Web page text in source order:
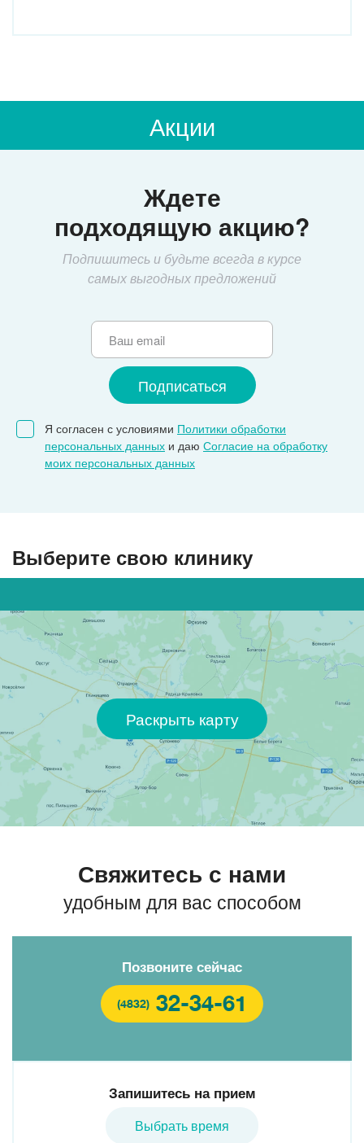
Акции
Ждете
подходящую акцию?
Подпишитесь и будьте всегда в курсе
самых выгодных предложений
Я согласен с условиями Политики обработки
персональных данных и даю Согласие на обработку
моих персональных данных
Выберите свою клинику
Раскрыть карту
Свяжитесь с нами
удобным для вас способом
Позвоните сейчас
(4832) 32-34-61
Запишитесь на прием
Выбрать время